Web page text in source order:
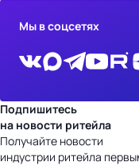
Мы в соцсетях
Подпишитесь
на новости ритейла
Получайте новости
индустрии ритейла